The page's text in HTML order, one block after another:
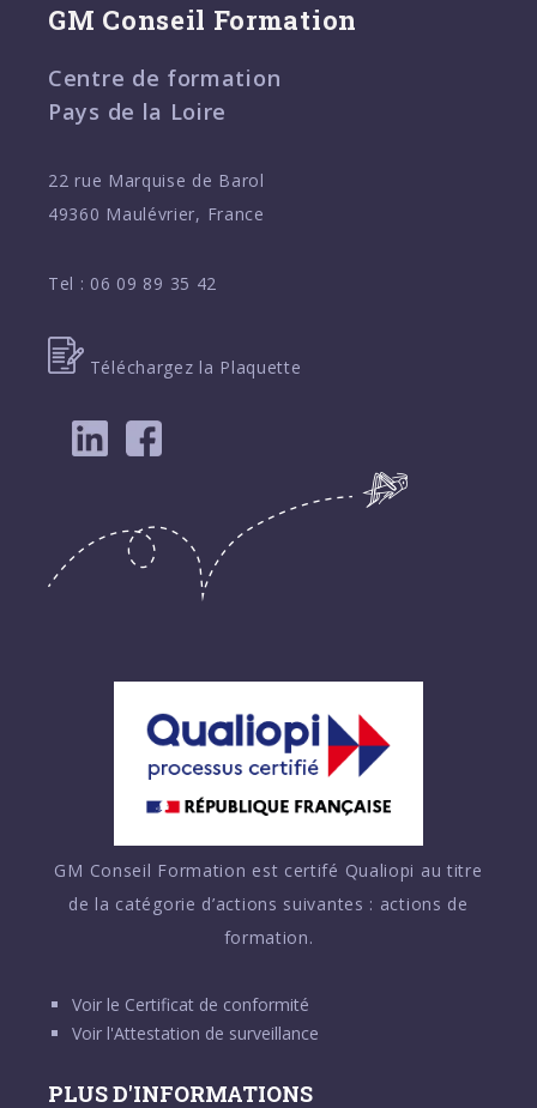
GM Conseil Formation
Centre de formation
Pays de la Loire
22 rue Marquise de Barol
49360 Maulévrier, France
Tel : 06 09 89 35 42
Téléchargez la Plaquette
GM Conseil Formation est certifé Qualiopi au titre
de la catégorie d’actions suivantes : actions de
formation.
Voir le Certificat de conformité
Voir l'Attestation de surveillance
PLUS D'INFORMATIONS